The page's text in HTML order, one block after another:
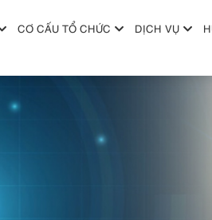
CƠ CẤU TỔ CHỨC DỊCH VỤ